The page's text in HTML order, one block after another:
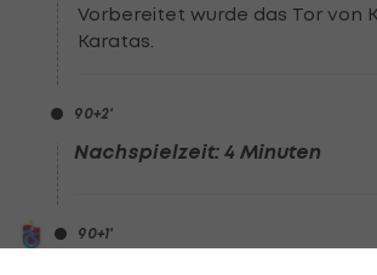
Vorbereitet wurde das Tor von
Karatas.
90+2'
Nachspielzeit: 4 Minuten
90+1'